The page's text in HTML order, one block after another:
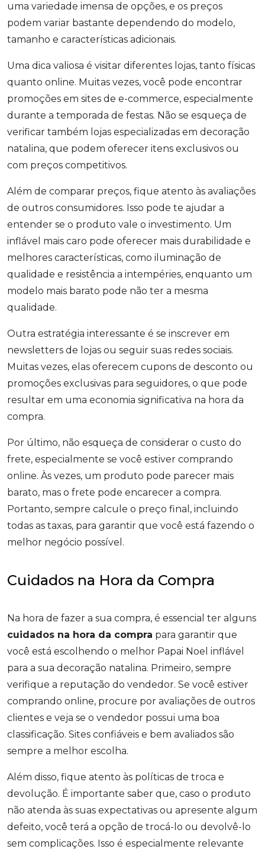
uma variedade imensa de opções, e os preços
podem variar bastante dependendo do modelo,
tamanho e características adicionais.
Uma dica valiosa é visitar diferentes lojas, tanto físicas
quanto online. Muitas vezes, você pode encontrar
promoções em sites de e-commerce, especialmente
durante a temporada de festas. Não se esqueça de
verificar também lojas especializadas em decoração
natalina, que podem oferecer itens exclusivos ou
com preços competitivos.
Além de comparar preços, fique atento às avaliações
de outros consumidores. Isso pode te ajudar a
entender se o produto vale o investimento. Um
inflável mais caro pode oferecer mais durabilidade e
melhores características, como iluminação de
qualidade e resistência a intempéries, enquanto um
modelo mais barato pode não ter a mesma
qualidade.
Outra estratégia interessante é se inscrever em
newsletters de lojas ou seguir suas redes sociais.
Muitas vezes, elas oferecem cupons de desconto ou
promoções exclusivas para seguidores, o que pode
resultar em uma economia significativa na hora da
compra.
Por último, não esqueça de considerar o custo do
frete, especialmente se você estiver comprando
online. Às vezes, um produto pode parecer mais
barato, mas o frete pode encarecer a compra.
Portanto, sempre calcule o preço final, incluindo
todas as taxas, para garantir que você está fazendo o
melhor negócio possível.
Cuidados na Hora da Compra
Na hora de fazer a sua compra, é essencial ter alguns
cuidados na hora da compra para garantir que
você está escolhendo o melhor Papai Noel inflável
para a sua decoração natalina. Primeiro, sempre
verifique a reputação do vendedor. Se você estiver
comprando online, procure por avaliações de outros
clientes e veja se o vendedor possui uma boa
classificação. Sites confiáveis e bem avaliados são
sempre a melhor escolha.
Além disso, fique atento às políticas de troca e
devolução. É importante saber que, caso o produto
não atenda às suas expectativas ou apresente algum
defeito, você terá a opção de trocá-lo ou devolvê-lo
sem complicações. Isso é especialmente relevante